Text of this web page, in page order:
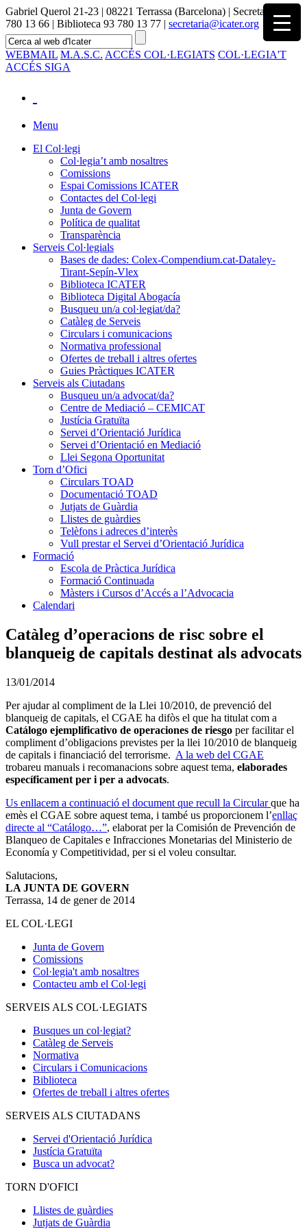
Gabriel Querol 21-23 | 08221 Terrassa (Barcelona) | Secretaria 93
780 13 66 | Biblioteca 93 780 13 77 | secretaria@icater.org
WEBMAIL M.A.S.C. ACCÉS COL·LEGIATS COL·LEGIA'T
ACCÉS SIGA
Menu
El Col·legi
Col·legia’t amb nosaltres
Comissions
Espai Comissions ICATER
Contactes del Col·legi
Junta de Govern
Política de qualitat
Transparència
Serveis Col·legials
Bases de dades: Colex-Compendium.cat-Dataley-
Tirant-Sepín-Vlex
Biblioteca ICATER
Biblioteca Digital Abogacía
Busqueu un/a col·legiat/da?
Catàleg de Serveis
Circulars i comunicacions
Normativa professional
Ofertes de treball i altres ofertes
Guies Pràctiques ICATER
Serveis als Ciutadans
Busqueu un/a advocat/da?
Centre de Mediació – CEMICAT
Justícia Gratuïta
Servei d’Orientació Jurídica
Servei d’Orientació en Mediació
Llei Segona Oportunitat
Torn d’Ofici
Circulars TOAD
Documentació TOAD
Jutjats de Guàrdia
Llistes de guàrdies
Telèfons i adreces d’interès
Vull prestar el Servei d’Orientació Jurídica
Formació
Escola de Pràctica Jurídica
Formació Continuada
Màsters i Cursos d’Accés a l’Advocacia
Calendari
Catàleg d’operacions de risc sobre el
blanqueig de capitals destinat als advocats
13/01/2014
Per ajudar al compliment de la Llei 10/2010, de prevenció del
blanqueig de capitals, el CGAE ha difòs el que ha titulat com a
Catálogo ejemplificativo de operaciones de riesgo per facilitar el
compliment d’obligacions previstes per la llei 10/2010 de blanqueig
de capitals i financiació del terrorisme. A la web del CGAE
trobareu manuals i recomanacions sobre aquest tema, elaborades
específicament per i per a advocats.
Us enllacem a continuació el document que recull la Circularque ha
emès el CGAE sobre aquest tema, i també us proporcionem l’enllaç
directe al “Catálogo…”, elaborat per la Comisión de Prevención de
Blanqueo de Capitales e Infracciones Monetarias del Ministerio de
Economía y Competitividad, per si el voleu consultar.
Salutacions,
LA JUNTA DE GOVERN
Terrassa, 14 de gener de 2014
EL COL·LEGI
Junta de Govern
Comissions
Col·legia't amb nosaltres
Contacteu amb el Col·legi
SERVEIS ALS COL·LEGIATS
Busques un col·legiat?
Catàleg de Serveis
Normativa
Circulars i Comunicacions
Biblioteca
Ofertes de treball i altres ofertes
SERVEIS ALS CIUTADANS
Servei d'Orientació Jurídica
Justícia Gratuïta
Busca un advocat?
TORN D'OFICI
Llistes de guàrdies
Jutjats de Guàrdia